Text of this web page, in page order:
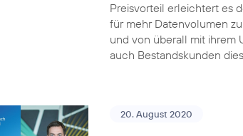
Preisvorteil erleichtert es
für mehr Datenvolumen
und von überall mit ihrem
auch Bestandskunden
20. August 2020